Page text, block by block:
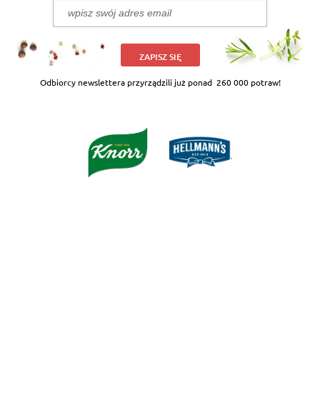
ZAPISZ SIĘ
Odbiorcy newslettera przyrządzili już ponad 260 000 potraw!